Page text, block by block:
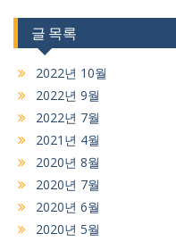
글 목록
2022년 10월
2022년 9월
2022년 7월
2021년 4월
2020년 8월
2020년 7월
2020년 6월
2020년 5월